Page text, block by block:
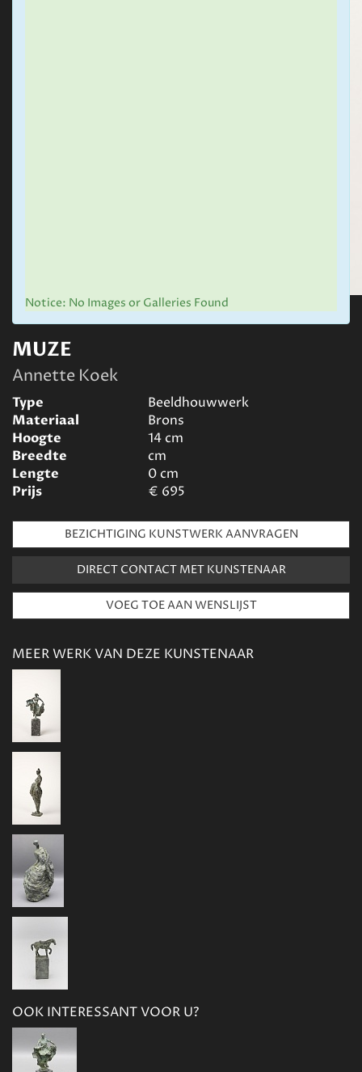
Notice: No Images or Galleries Found
MUZE
Annette Koek
Type
Beeldhouwwerk
Materiaal
Brons
Hoogte
14cm
Breedte
cm
Lengte
0cm
Prijs
€ 695
BEZICHTIGING KUNSTWERK AANVRAGEN
DIRECT CONTACT MET KUNSTENAAR
MEER WERK VAN DEZE KUNSTENAAR
OOK INTERESSANT VOOR U?